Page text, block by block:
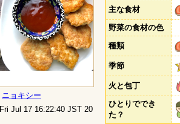
ニョキシー
Fri Jul 17 16:22:40 JST 20
主な食材
野菜の食材の色
種類
季節
火と包丁
ひとりででき
た？